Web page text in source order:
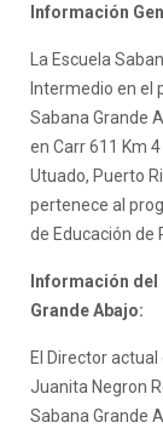
Información
La Escuela
Intermedio en el
Sabana Grande
en Carr 611 Km
Utuado, Puerto
pertenece al
de Educación de
Información
Grande Abajo:
El Director
Juanita Negron
Sabana Grande